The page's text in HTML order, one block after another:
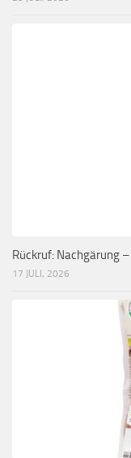
Rückruf: Nachgärung
17 JULI, 2026